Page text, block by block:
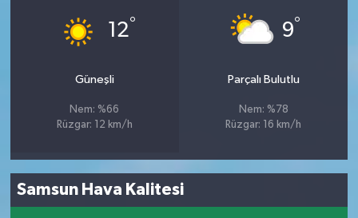
12°
Güneşli
Nem: %66
Rüzgar: 12 km/h
9°
Parçalı Bulutlu
Nem: %78
Rüzgar: 16 km/h
Samsun Hava Kalitesi